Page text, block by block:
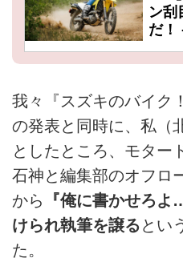
ン刮
だ！
我々『スズキのバイク
の発表と同時に、私（
としたところ、モター
石神と編集部のオフロ
から
『俺に書かせろ
けられ執筆を譲る とい
た。